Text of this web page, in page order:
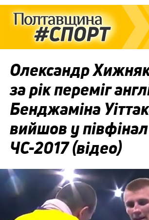
Олександр
за рік переміг
Бенджаміна
вийшов у півфінал
ЧС-2017 (відео)